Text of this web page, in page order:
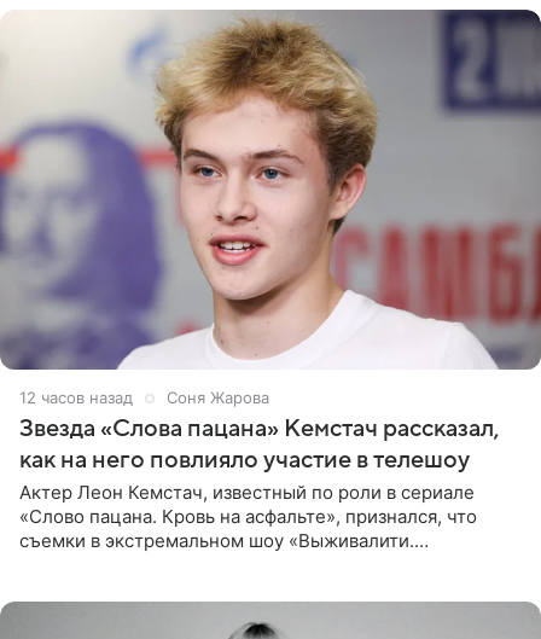
12 часов назад Соня Жарова
Звезда «Слова пацана» Кемстач рассказал,
как на него повлияло участие в телешоу
Актер Леон Кемстач, известный по роли в сериале
«Слово пацана. Кровь на асфальте», признался, что
съемки в экстремальном шоу «Выживалити.